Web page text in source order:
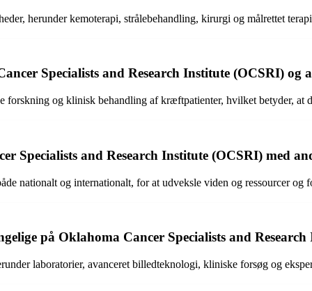
herunder kemoterapi, strålebehandling, kirurgi og målrettet
Specialists and Research Institute (OCSRI)
forskning og klinisk behandling af kræftpatienter, hvilket betyder, at
Specialists and Research Institute (OCSRI) med
nationalt og internationalt, for at udveksle viden og ressourcer
på Oklahoma Cancer Specialists and
laboratorier, avanceret billedteknologi, kliniske forsøg og